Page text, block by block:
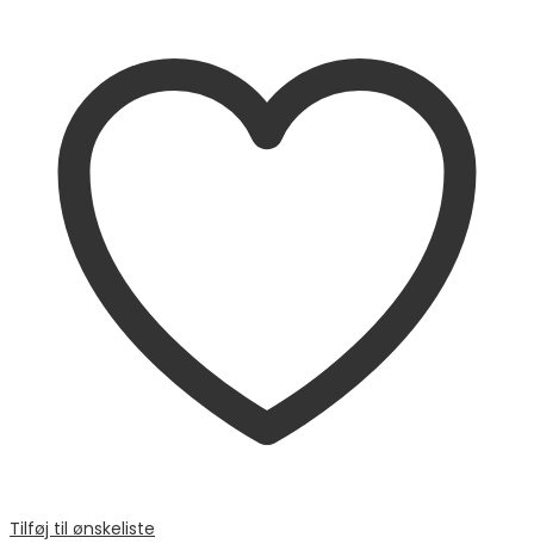
Tilføj til ønskeliste